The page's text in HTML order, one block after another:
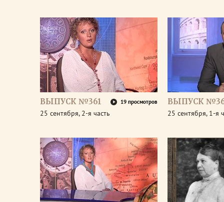
ВЫПУСК №361 19 просмотров
25 сентября, 2-я часть
ВЫПУСК
25 сентября, 1-я